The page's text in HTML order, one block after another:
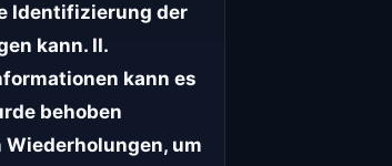
Identifizierung der
kann. II.
kann es
behoben
um